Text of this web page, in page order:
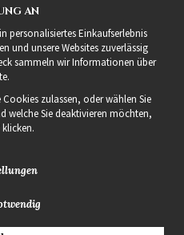
spannende
Hair
AN
personalisiertes Einkaufserlebnis
und unsere Websites zuverlässig
sammeln wir Informationen über
Cookies zulassen, oder wählen Sie
welche Sie deaktivieren möchten,